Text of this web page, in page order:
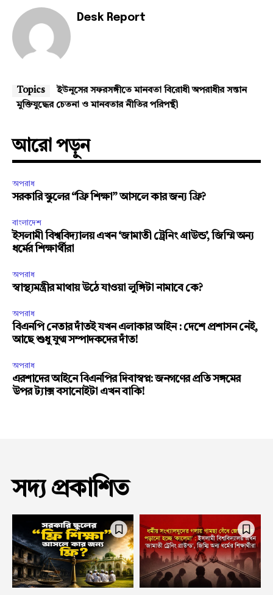
Desk Report
Topics
ইউনূসের সফরসঙ্গীতে মানবতা বিরোধী অপরাধীর সন্তান
মুক্তিযুদ্ধের চেতনা ও মানবতার নীতির পরিপন্থী
আরো পড়ুন
অপরাধ
সরকারি স্কুলের “ফ্রি শিক্ষা” আসলে কার জন্য ফ্রি?
বাংলাদেশ
ইসলামী বিশ্ববিদ্যালয় এখন ‘জামাতী ট্রেনিং গ্রাউন্ড’, জিম্মি অন্য
ধর্মের শিক্ষার্থীরা
অপরাধ
স্বাস্থ্যমন্ত্রীর মাথায় উঠে যাওয়া লুঙ্গিটা নামাবে কে?
অপরাধ
বিএনপি নেতার দাঁতই যখন এলাকার আইন : দেশে প্রশাসন নেই,
আছে শুধু যুগ্ম সম্পাদকদের দাঁত!
অপরাধ
এরশাদের আইনে বিএনপির দিবাস্বপ্ন: জনগণের প্রতি সঙ্গমের
উপর ট্যাক্স বসানোইটা এখন বাকি!
সদ্য প্রকাশিত